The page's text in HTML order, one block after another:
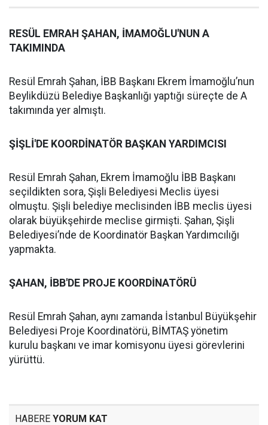
RESÜL EMRAH ŞAHAN, İMAMOĞLU'NUN A
TAKIMINDA
Resül Emrah Şahan, İBB Başkanı Ekrem İmamoğlu’nun
Beylikdüzü Belediye Başkanlığı yaptığı süreçte de A
takımında yer almıştı.
ŞİŞLİ'DE KOORDİNATÖR BAŞKAN YARDIMCISI
Resül Emrah Şahan, Ekrem İmamoğlu İBB Başkanı
seçildikten sora, Şişli Belediyesi Meclis üyesi
olmuştu. Şişli belediye meclisinden İBB meclis üyesi
olarak büyükşehirde meclise girmişti. Şahan, Şişli
Belediyesi’nde de Koordinatör Başkan Yardımcılığı
yapmakta.
ŞAHAN, İBB'DE PROJE KOORDİNATÖRÜ
Resül Emrah Şahan, aynı zamanda İstanbul Büyükşehir
Belediyesi Proje Koordinatörü, BİMTAŞ yönetim
kurulu başkanı ve imar komisyonu üyesi görevlerini
yürüttü.
HABERE YORUM KAT